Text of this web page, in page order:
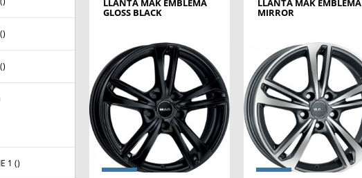
)
)
1 ()
LLANTA MAK EMBLEMA
GLOSS BLACK
LLANTA MAK EMBLEMA
MIRROR